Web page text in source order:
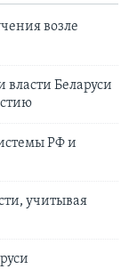
возле
Беларуси
РФ и
учитывая